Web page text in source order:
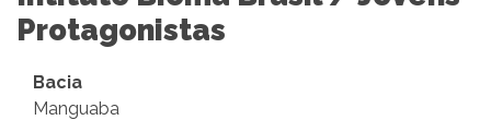
Protagonistas
Bacia
Manguaba